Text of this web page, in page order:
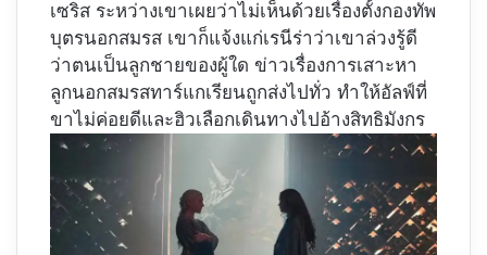
เซริส ระหว่างเขาเผยว่าไม่เห็นด้วยเรื่องตั้งกองทัพ
บุตรนอกสมรส เขาก็แจ้งแก่เรนีร่าว่าเขาล่วงรู้ดี
ว่าตนเป็นลูกชายของผู้ใด ข่าวเรื่องการเสาะหา
ลูกนอกสมรสทาร์แกเรียนถูกส่งไปทั่ว ทำให้อัลฟ์ที่
ขาไม่ค่อยดีและฮิวเลือกเดินทางไปอ้างสิทธิมังกร